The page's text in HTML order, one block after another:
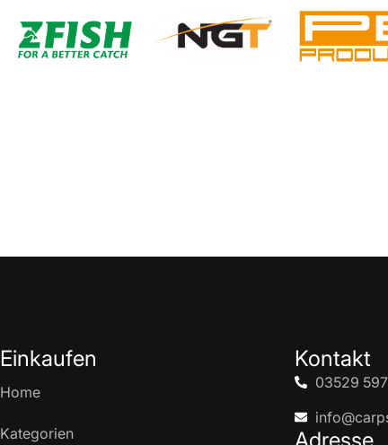
Einkaufen
Home
Kategorien
Kontakt
03529